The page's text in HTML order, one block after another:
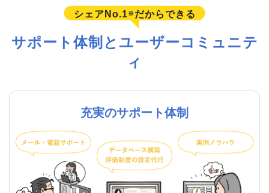
シェアNo.1※ だからできる
サポート体制とユーザーコミュニテ
ィ
充実のサポート体制